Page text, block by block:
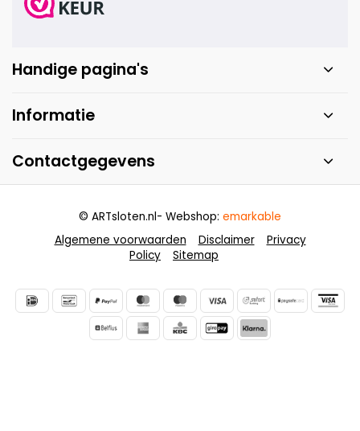
Handige pagina's
Informatie
Contactgegevens
Algemene voorwaarden Disclaimer
Privacy
Policy
Sitemap
© ARTsloten.nl- Webshop: emarkable